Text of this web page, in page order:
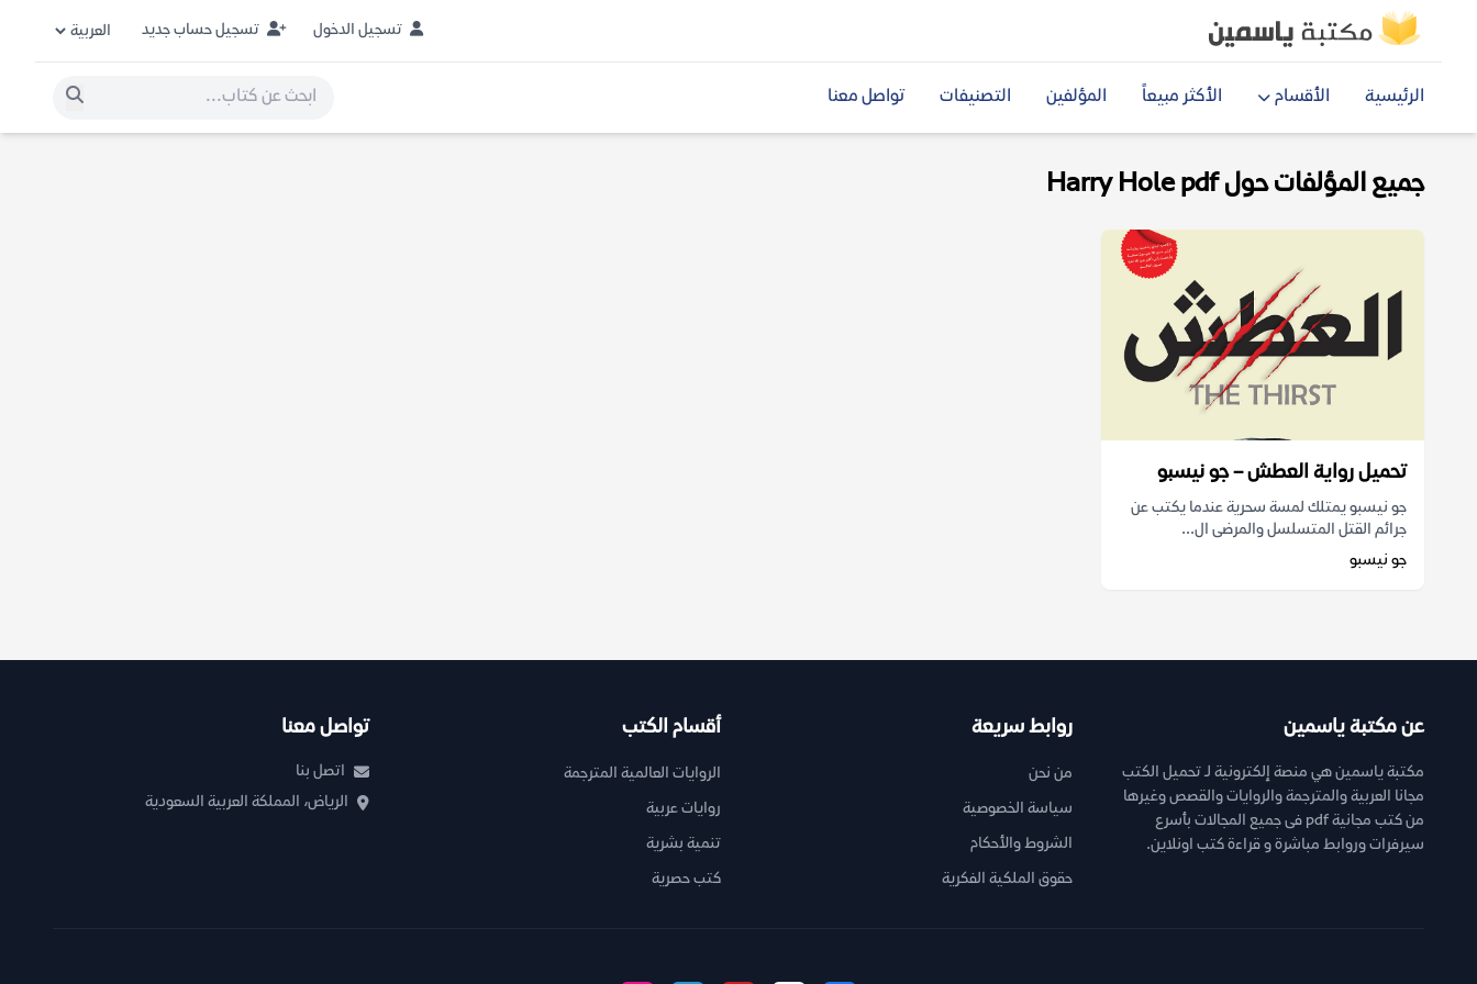
تسجيل الدخول تسجيل حساب جديد
الرئيسية الأقسام الأكثر مبيعاً المؤلفين التصنيفات تواصل معنا
جميع المؤلفات حول Harry Hole pdf
تحميل رواية العطش – جو نيسبو
جو نيسبو يمتلك لمسة سحرية عندما يكتب عن
جرائم القتل المتسلسل والمرضى ال...
جو نيسبو
عن مكتبة ياسمين
مكتبة ياسمين هي منصة إلكترونية لـ تحميل الكتب
مجانا العربية والمترجمة والروايات والقصص وغيرها
من كتب مجانية pdf فى جميع المجالات بأسرع
سيرفرات وروابط مباشرة و قراءة كتب اونلاين.
روابط سريعة
من نحن
سياسة الخصوصية
الشروط والأحكام
حقوق الملكية الفكرية
أقسام الكتب
الروايات العالمية المترجمة
روايات عربية
تنمية بشرية
كتب حصرية
تواصل معنا
اتصل بنا
الرياض، المملكة العربية السعودية